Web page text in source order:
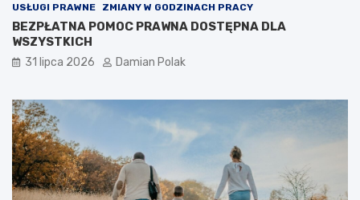
USŁUGI PRAWNE ZMIANY W GODZINACH PRACY
BEZPŁATNA POMOC PRAWNA DOSTĘPNA DLA
WSZYSTKICH
31 lipca 2026 Damian Polak